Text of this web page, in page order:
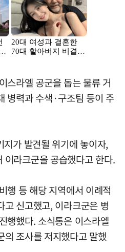
스라엘 공군을 돕는 물류 거
병력과 수색·구조팀 등이 주
가 발견될 위기에 놓이자,
이라크군을 공습했다고 한다.
행 등 해당 지역에서 이례적
고 신고했고, 이라크군은 병
행했다. 소식통은 이스라엘
의 조사를 저지했다고 말했